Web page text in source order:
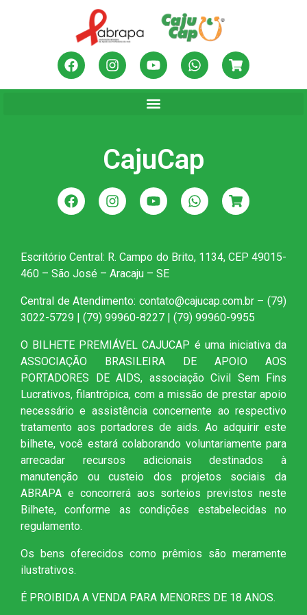
CajuCap
Escritório Central: R. Campo do Brito, 1134, CEP 49015-
460 – São José – Aracaju – SE
Central de Atendimento: contato@cajucap.com.br – (79)
3022-5729 | (79) 99960-8227 | (79) 99960-9955
O BILHETE PREMIÁVEL CAJUCAP é uma iniciativa da
ASSOCIAÇÃO BRASILEIRA DE APOIO AOS
PORTADORES DE AIDS, associação Civil Sem Fins
Lucrativos, filantrópica, com a missão de prestar apoio
necessário e assistência concernente ao respectivo
tratamento aos portadores de aids. Ao adquirir este
bilhete, você estará colaborando voluntariamente para
arrecadar recursos adicionais destinados à
manutenção ou custeio dos projetos sociais da
ABRAPA e concorrerá aos sorteios previstos neste
Bilhete, conforme as condições estabelecidas no
regulamento.
Os bens oferecidos como prêmios são meramente
ilustrativos.
É PROIBIDA A VENDA PARA MENORES DE 18 ANOS.